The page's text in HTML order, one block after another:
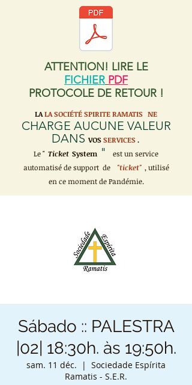
ATTENTION! LIRE LE
FICHIER PDF
PROTOCOLE DE RETOUR !
LALA SOCIÉTÉ SPIRITE RAMATIS NE
CHARGE AUCUNE VALEUR
DANS VOS SERVICES.
Le " Ticket System "
est un service
automatisé de support de
"ticket" , utilisé
en ce moment de Pandémie.
Sábado :: PALESTRA
|02| 18:30h. às 19:50h.
sam. 11 déc.
  |
Sociedade Espírita
Ramatis - S.E.R.